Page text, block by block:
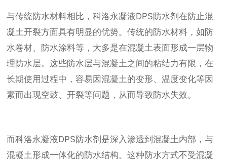
与传统防水材料相比，科洛永凝液DPS防水剂在防止混
凝土开裂方面具有明显的优势。传统的防水材料，如防
水卷材、防水涂料等，大多是在混凝土表面形成一层物
理防水层。这些防水层与混凝土之间的粘结力有限，在
长期使用过程中，容易因混凝土的变形、温度变化等因
素而出现空鼓、开裂等问题，从而导致防水失效。
而科洛永凝液DPS防水剂是深入渗透到混凝土内部，与
混凝土形成一体化的防水结构。这种防水方式不受混凝